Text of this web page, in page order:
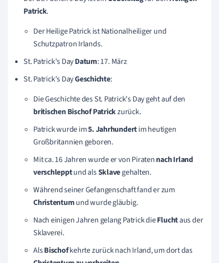
Patrick.
Der Heilige Patrick ist Nationalheiliger und
Schutzpatron Irlands.
St. Patrick's DayDatum: 17. März
St. Patrick's DayGeschichte:
Die Geschichte des St. Patrick's Day geht auf den
britischen Bischof Patrickzurück.
Patrick wurde im5. Jahrhundertim heutigen
Großbritannien geboren.
Mit ca. 16 Jahren wurde er von Piratennach Irland
verschlepptund alsSklavegehalten.
Während seiner Gefangenschaftfand er zum
Christentumund wurde gläubig.
Nach einigen Jahren gelang Patrick dieFluchtaus der
Sklaverei.
AlsBischofkehrte zurück nach Irland, um dort das